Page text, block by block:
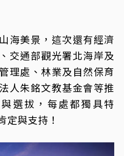
海美景，這次還有經濟
交通部觀光署北海岸及
理處、林業及自然保育
人朱銘文教基金會等推
選拔，每處都獨具特
定與支持！